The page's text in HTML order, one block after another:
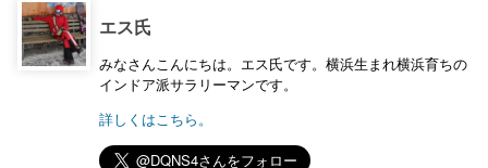
エス氏
みなさんこんにちは。エス氏です。横浜生まれ横浜育ちの
インドア派サラリーマンです。
詳しくはこちら。